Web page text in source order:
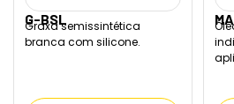
G-BSL
Graxa semissintética
branca com silicone.